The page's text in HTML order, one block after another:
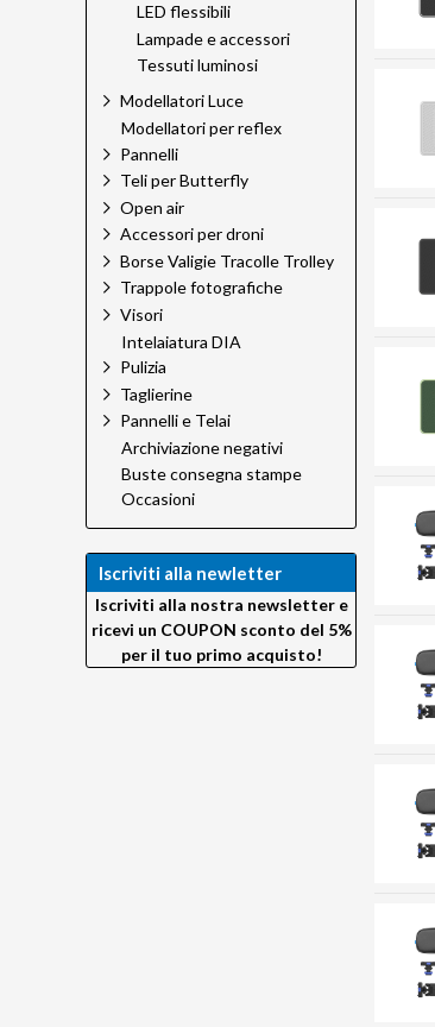
LED flessibili
Lampade e accessori
Tessuti luminosi
Modellatori Luce
Modellatori per reflex
Pannelli
Teli per Butterfly
Open air
Accessori per droni
Borse Valigie Tracolle Trolley
Trappole fotografiche
Visori
Intelaiatura DIA
Pulizia
Taglierine
Pannelli e Telai
Archiviazione negativi
Buste consegna stampe
Occasioni
Iscriviti alla newletter
Iscriviti alla nostra newsletter e
ricevi un COUPON sconto del 5%
per il tuo primo acquisto!